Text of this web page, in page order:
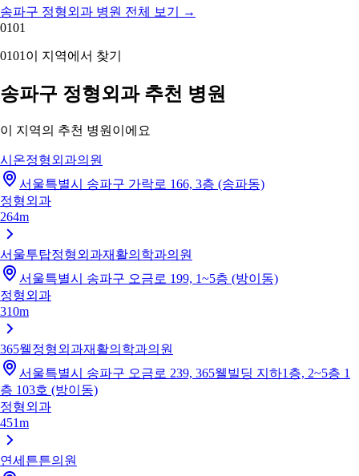
송파구 정형외과 병원 전체 보기
→
0101
0101 이 지역에서 찾기
송파구 정형외과 추천 병원
이 지역의 추천 병원이에요
시온정형외과의원
서울특별시 송파구 가락로 166, 3층 (송파동)
정형외과
264m
서울투탑정형외과재활의학과의원
서울특별시 송파구 오금로 199, 1~5층 (방이동)
정형외과
310m
365웰정형외과재활의학과의원
서울특별시 송파구 오금로 239, 365웰빌딩 지하1층, 2~5층 1
층 103호 (방이동)
정형외과
451m
연세튼튼의원